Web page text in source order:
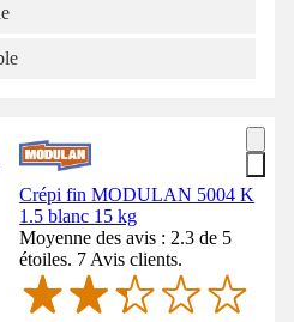
Crépi fin MODULAN 5004 K
1.5 blanc 15 kg
Moyenne des avis : 2.3 de 5
étoiles. 7 Avis clients.